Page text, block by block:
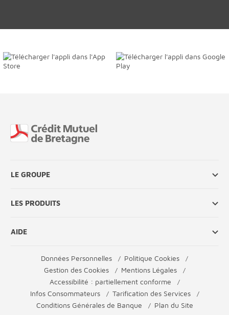
LE GROUPE
LES PRODUITS
AIDE
Données Personnelles
Politique Cookies
Gestion des Cookies
Mentions Légales
Accessibilité : partiellement conforme
Infos Consommateurs
Tarification des Services
Conditions Générales de Banque
Plan du Site
Fin de page